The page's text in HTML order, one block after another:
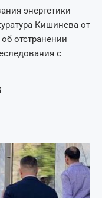
энергетики
Кишинева от
отстранении
с